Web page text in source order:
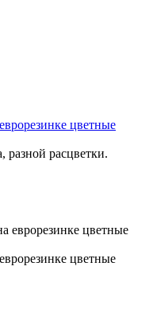
цветные
разной расцветки.
цветные